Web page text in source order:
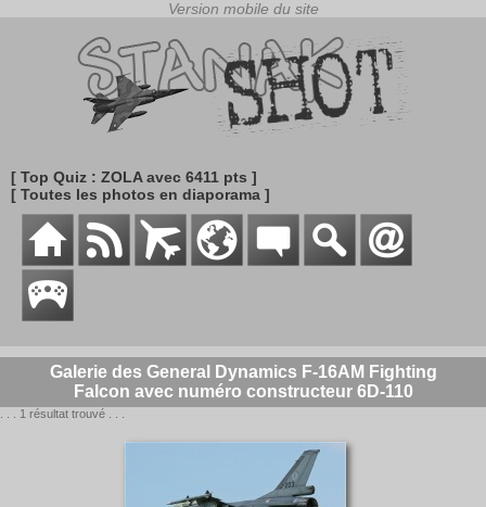
[ Top Quiz : ZOLA avec 6411 pts ]
[ Toutes les photos en diaporama ]
Galerie des General Dynamics F-16AM Fighting
Falcon avec numéro constructeur 6D-110
. . . 1 résultat trouvé . . .